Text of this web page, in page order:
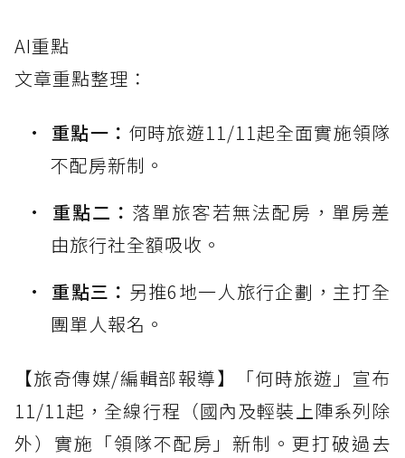
AI重點
文章重點整理：
重點一： 何時旅遊11/11起全面實施領隊
不配房新制。
重點二： 落單旅客若無法配房，單房差
由旅行社全額吸收。
重點三： 另推6地一人旅行企劃，主打全
團單人報名。
【旅奇傳媒/編輯部報導】「何時旅遊」宣布
11/11起，全線行程（國內及輕裝上陣系列除
外）實施「領隊不配房」新制。更打破過去